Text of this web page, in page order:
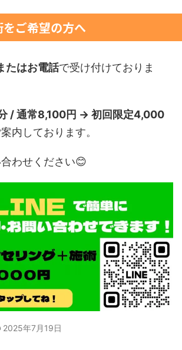
ご希望の方へ
たはお電話で受け付けておりま
/ 通常8,100円 → 初回限定4,000
内しております。
わせください😊
2025年7月19日